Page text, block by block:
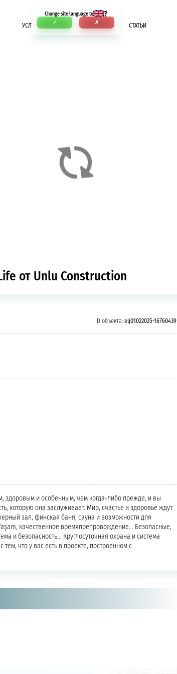
Change site language to ?
✓ ✗
УСЛУГИ ОПЛАТА СТАТЬИ
от Unlu Construction
ID объекта:elj01022025-16760439
здоровым и особенным, чем когда-либо прежде, и вы
которую она заслуживает. Мир, счастье и здоровье ждут
зал, финская баня, сауна и возможности для
качественное времяпрепровождение... Безопасные,
и безопасность... Круглосуточная охрана и система
что у вас есть в проекте, построенном с